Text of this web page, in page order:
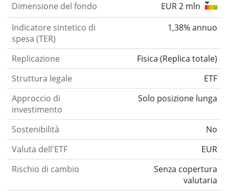
Dimensione del fondo
EUR 2 mln
Indicatore sintetico di
spesa (TER)
1,38% annuo
Replicazione Fisica (Replica totale)
Struttura legale
ETF
Approccio di
investimento
Solo posizione lunga
Sostenibilità
No
Valuta dell'ETF
EUR
Rischio di cambio
Senza copertura
valutaria